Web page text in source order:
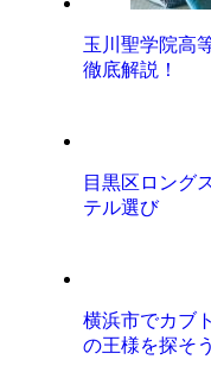
玉川聖学院高
徹底解説！
目黒区ロング
テル選び
横浜市でカブ
の王様を探そ